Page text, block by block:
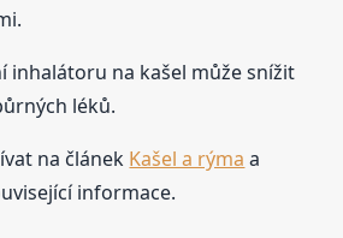
inhalátoru na kašel může snížit
léků.
na článek Kašel a rýma a
informace.